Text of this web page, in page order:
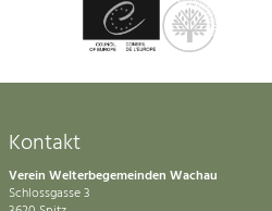
Kontakt
Verein Welterbegemeinden Wachau
Schlossgasse 3